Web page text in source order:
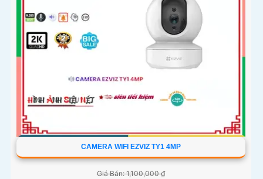
CAMERA WIFI EZVIZ TY1 4MP
Giá Bán: 1,100,000 ₫